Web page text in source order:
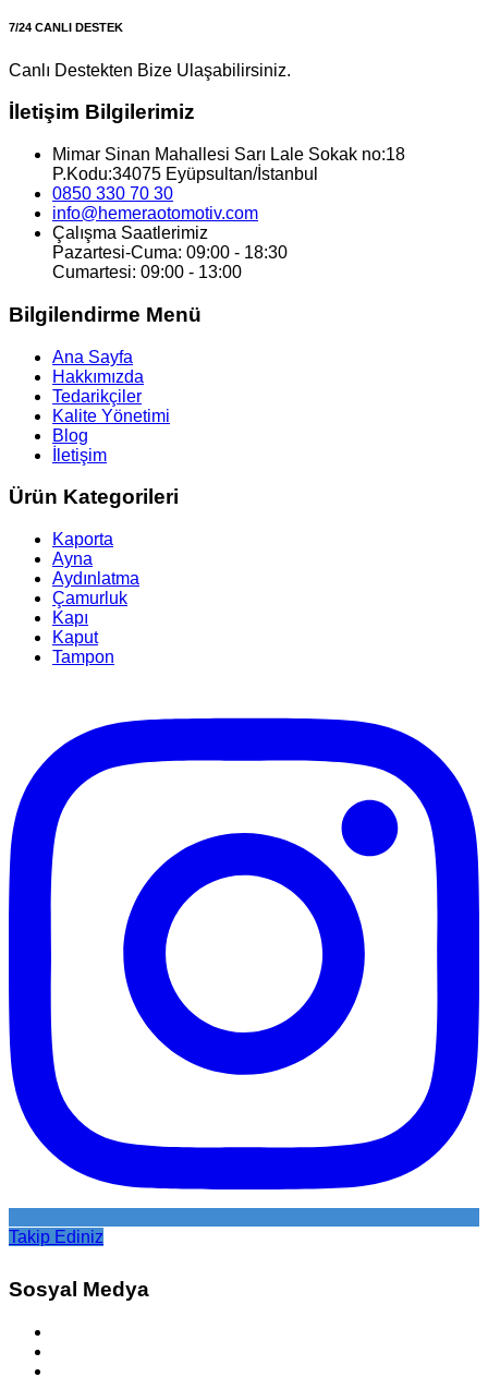
7/24 CANLI DESTEK
Canlı Destekten Bize Ulaşabilirsiniz.
İletişim Bilgilerimiz
Mimar Sinan Mahallesi Sarı Lale Sokak no:18
P.Kodu:34075 Eyüpsultan/İstanbul
0850 330 70 30
info@hemeraotomotiv.com
Çalışma Saatlerimiz
Pazartesi-Cuma: 09:00 - 18:30
Cumartesi: 09:00 - 13:00
Bilgilendirme Menü
Ana Sayfa
Hakkımızda
Tedarikçiler
Kalite Yönetimi
Blog
İletişim
Ürün Kategorileri
Kaporta
Ayna
Aydınlatma
Çamurluk
Kapı
Kaput
Tampon
Takip Ediniz
Sosyal Medya